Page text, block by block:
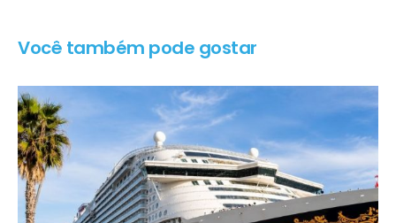
Você também pode gostar